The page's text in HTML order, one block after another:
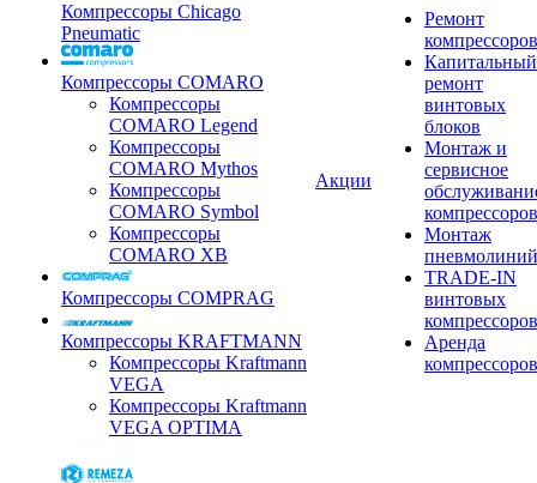
Компрессоры Chicago
Pneumatic
Компрессоры COMARO
Компрессоры
COMARO Legend
Компрессоры
COMARO Mythos
Компрессоры
COMARO Symbol
Компрессоры
COMARO XB
Компрессоры COMPRAG
Компрессоры KRAFTMANN
Компрессоры Kraftmann
VEGA
Компрессоры Kraftmann
VEGA OPTIMA
Акции
Ремонт
компрессоров
Капитальный
ремонт
винтовых
блоков
Монтаж и
сервисное
компрессоров
Монтаж
пневмолиний
TRADE-IN
винтовых
компрессоров
Аренда
компрессоров